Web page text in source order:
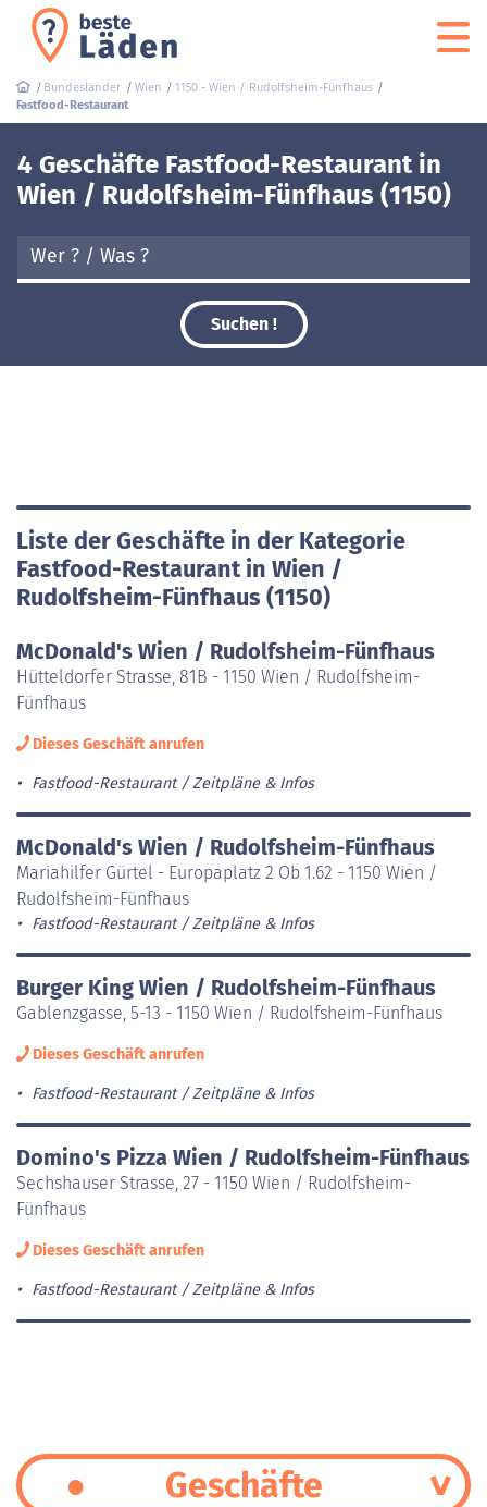
Bundesländer Wien
1150 - Wien / Rudolfsheim-Fünfhaus
Fastfood-Restaurant
4 Geschäfte Fastfood-Restaurant in
Wien / Rudolfsheim-Fünfhaus (1150)
Suchen !
Liste der Geschäfte in der Kategorie
Fastfood-Restaurant in Wien /
Rudolfsheim-Fünfhaus (1150)
McDonald's Wien / Rudolfsheim-Fünfhaus
Hütteldorfer Strasse, 81B - 1150 Wien / Rudolfsheim-
Fünfhaus
Dieses Geschäft anrufen
Fastfood-Restaurant Zeitpläne & Infos
McDonald's Wien / Rudolfsheim-Fünfhaus
Mariahilfer Gürtel - Europaplatz 2 Ob 1.62 - 1150 Wien /
Rudolfsheim-Fünfhaus
Fastfood-Restaurant Zeitpläne & Infos
Burger King Wien / Rudolfsheim-Fünfhaus
Gablenzgasse, 5-13 - 1150 Wien / Rudolfsheim-Fünfhaus
Dieses Geschäft anrufen
Fastfood-Restaurant Zeitpläne & Infos
Domino's Pizza Wien / Rudolfsheim-Fünfhaus
Sechshauser Strasse, 27 - 1150 Wien / Rudolfsheim-
Fünfhaus
Dieses Geschäft anrufen
Fastfood-Restaurant Zeitpläne & Infos
Geschäfte